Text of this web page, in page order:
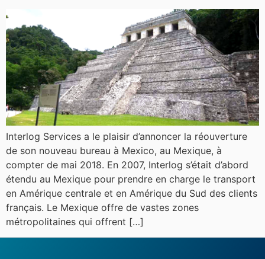
Interlog Services a le plaisir d’annoncer la réouverture
de son nouveau bureau à Mexico, au Mexique, à
compter de mai 2018. En 2007, Interlog s’était d’abord
étendu au Mexique pour prendre en charge le transport
en Amérique centrale et en Amérique du Sud des clients
français. Le Mexique offre de vastes zones
métropolitaines qui offrent […]